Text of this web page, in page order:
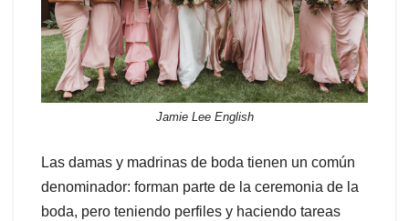
Jamie Lee English
Las damas y madrinas de boda tienen un común
denominador: forman parte de la ceremonia de la
boda, pero teniendo perfiles y haciendo tareas